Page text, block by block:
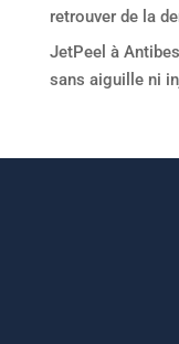
retrouver de la
JetPeel à
sans aiguille ni